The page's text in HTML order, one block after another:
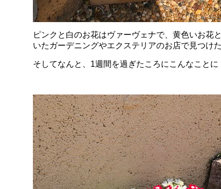
ピンクと白のお花はヴァーヴェナで、黄色いお
いたガーデニングやエクステリアのお店で見つけ
そしてなんと、1週間を過ぎたころにこんなことに